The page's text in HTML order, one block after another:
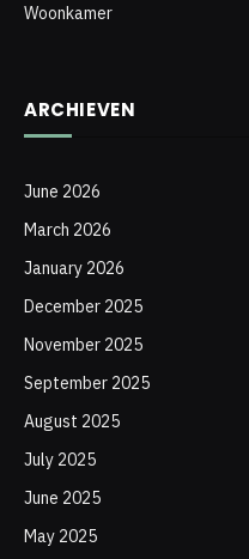
Woonkamer
ARCHIEVEN
June 2026
March 2026
January 2026
December 2025
November 2025
September 2025
August 2025
July 2025
June 2025
May 2025